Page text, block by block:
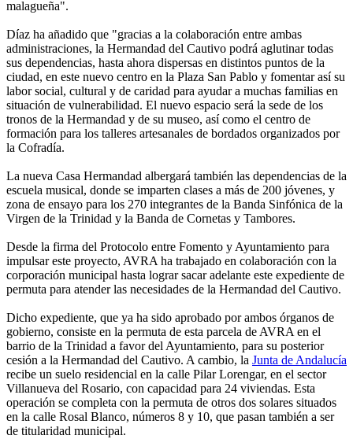
malagueña".
Díaz ha añadido que "gracias a la colaboración entre ambas
administraciones, la Hermandad del Cautivo podrá aglutinar todas
sus dependencias, hasta ahora dispersas en distintos puntos de la
ciudad, en este nuevo centro en la Plaza San Pablo y fomentar así su
labor social, cultural y de caridad para ayudar a muchas familias en
situación de vulnerabilidad. El nuevo espacio será la sede de los
tronos de la Hermandad y de su museo, así como el centro de
formación para los talleres artesanales de bordados organizados por
la Cofradía.
La nueva Casa Hermandad albergará también las dependencias de la
escuela musical, donde se imparten clases a más de 200 jóvenes, y
zona de ensayo para los 270 integrantes de la Banda Sinfónica de la
Virgen de la Trinidad y la Banda de Cornetas y Tambores.
Desde la firma del Protocolo entre Fomento y Ayuntamiento para
impulsar este proyecto, AVRA ha trabajado en colaboración con la
corporación municipal hasta lograr sacar adelante este expediente de
permuta para atender las necesidades de la Hermandad del Cautivo.
Dicho expediente, que ya ha sido aprobado por ambos órganos de
gobierno, consiste en la permuta de esta parcela de AVRA en el
barrio de la Trinidad a favor del Ayuntamiento, para su posterior
cesión a la Hermandad del Cautivo. A cambio, la Junta de Andalucía
recibe un suelo residencial en la calle Pilar Lorengar, en el sector
Villanueva del Rosario, con capacidad para 24 viviendas. Esta
operación se completa con la permuta de otros dos solares situados
en la calle Rosal Blanco, números 8 y 10, que pasan también a ser
de titularidad municipal.